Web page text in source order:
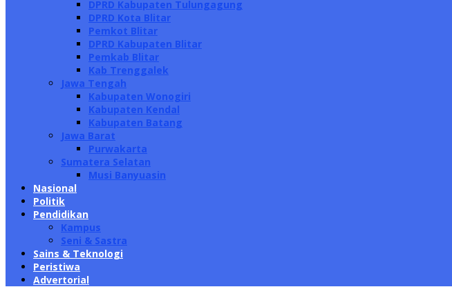
DPRD Kabupaten Tulungagung
DPRD Kota Blitar
Pemkot Blitar
DPRD Kabupaten Blitar
Pemkab Blitar
Kab Trenggalek
Jawa Tengah
Kabupaten Wonogiri
Kabupaten Kendal
Kabupaten Batang
Jawa Barat
Purwakarta
Sumatera Selatan
Musi Banyuasin
Nasional
Politik
Pendidikan
Kampus
Seni & Sastra
Sains & Teknologi
Peristiwa
Advertorial